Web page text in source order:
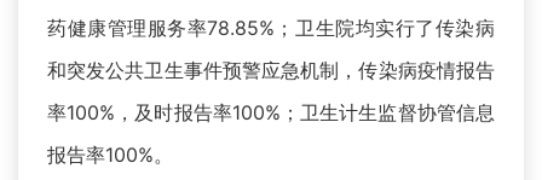
药健康管理服务率78.85%；卫生院均实行了传染病
和突发公共卫生事件预警应急机制，传染病疫情报告
率100%，及时报告率100%；卫生计生监督协管信息
报告率100%。